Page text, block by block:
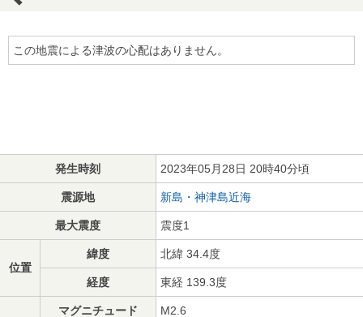
この地震による津波の心配はありません。
発生時刻 2023年05月28日 20時40分頃
震源地 新島・神津島近海
最大震度 震度1
位置
緯度 北緯 34.4度
経度 東経 139.3度
マグニチュード M2.6